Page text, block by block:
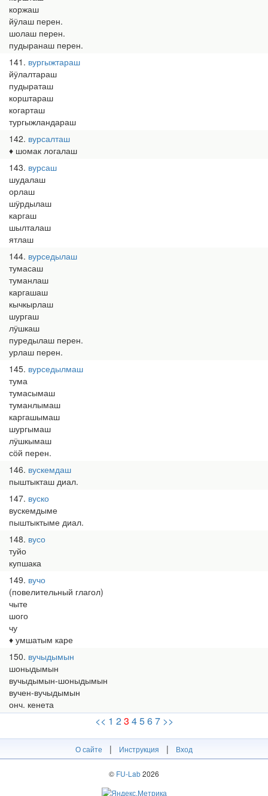
коржаш
йӱлаш перен.
шолаш перен.
пудыранаш перен.
141 вургыжтараш
йӱлалтараш
пудыраташ
корштараш
когарташ
тургыжландараш
142 вурсалташ
♦ шомак логалаш
143 вурсаш
шудалаш
орлаш
шӱрдылаш
каргаш
шылталаш
ятлаш
144 вурседылаш
тумасаш
туманлаш
каргашаш
кычкырлаш
шургаш
лӱшкаш
пуредылаш перен.
урлаш перен.
145 вурседылмаш
тума
тумасымаш
туманлымаш
каргашымаш
шургымаш
лӱшкымаш
сӧй перен.
146 вускемдаш
пыштыкташ диал.
147 вуско
вускемдыме
пыштыктыме диал.
148 вусо
туйо
купшака
149 вучо
(повелительный глагол)
чыте
шого
чу
♦ умшатым каре
150 вучыдымын
шоныдымын
вучыдымын-шоныдымын
вучен-вучыдымын
онч. кенета
<< 1 23 4567 >>
О сайте | Инструкция | Вход
© FU-Lab2026